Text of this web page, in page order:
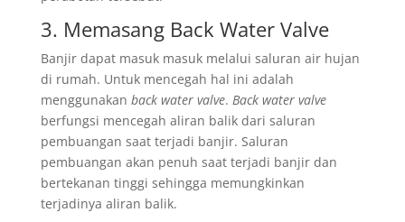
3. Memasang Back Water Valve
Banjir dapat masuk masuk melalui saluran air hujan
di rumah. Untuk mencegah hal ini adalah
menggunakan back water valve. Back water valve
berfungsi mencegah aliran balik dari saluran
pembuangan saat terjadi banjir. Saluran
pembuangan akan penuh saat terjadi banjir dan
bertekanan tinggi sehingga memungkinkan
terjadinya aliran balik.